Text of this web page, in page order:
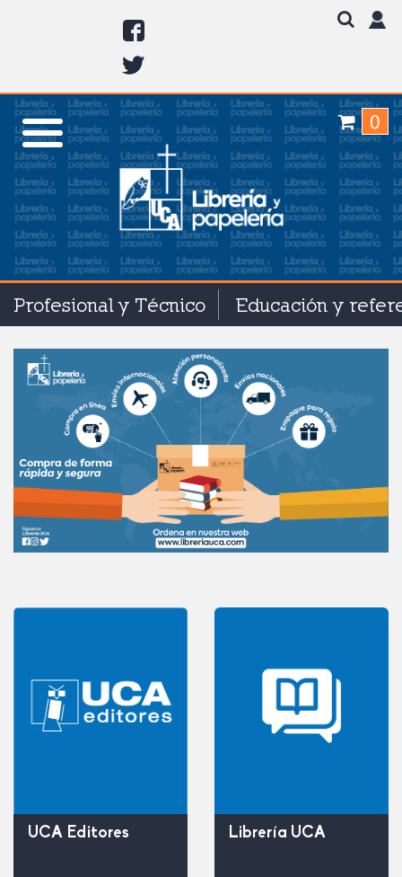
0
Profesional y Técnico Educación y
UCA Editores Librería UCA